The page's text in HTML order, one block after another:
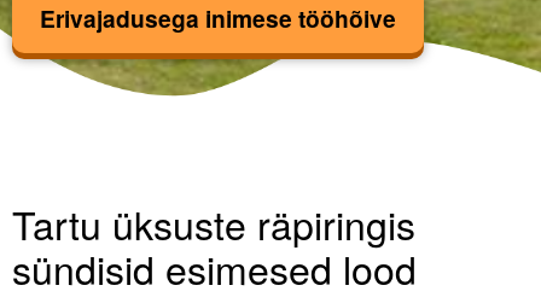
Hea Hoog
TULE TÖÖLE!
Ettevõttest
Erivajadusega inimese tööhõive
Tartu üksuste räpiringis
sündisid esimesed lood